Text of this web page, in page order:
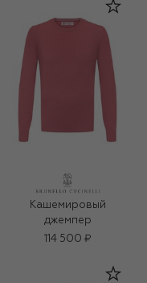
Кашемировый
джемпер
114 500 ₽